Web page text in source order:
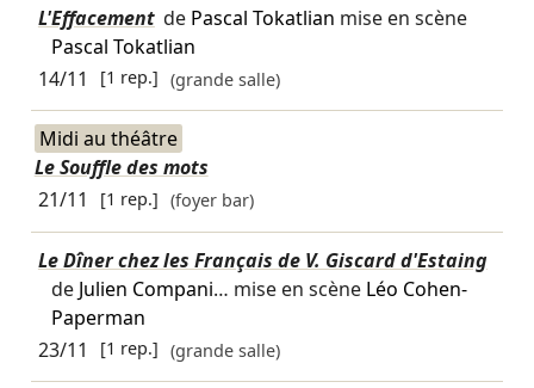
L'Effacement de Pascal Tokatlian mise en scène
Pascal Tokatlian
14/11
[1 rep.] (grande salle)
Midi au théâtre
Le Souffle des mots
21/11
[1 rep.] (foyer bar)
Le Dîner chez les Français de V. Giscard d'Estaing
de Julien Compani… mise en scène Léo Cohen-
Paperman
23/11
[1 rep.] (grande salle)